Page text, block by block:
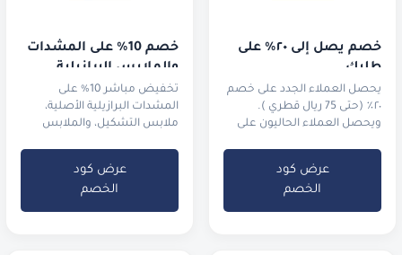
خصم يصل إلى ٢٠٪ على
طلبك
يحصل العملاء الجدد على خصم
٢٠٪ (حتى 75 ريال قطري ).
ويحصل العملاء الحاليون على
عرض كود
الخصم
خصم 10% على المشدات
والملابس البرازيلية
تخفيض مباشر 10% على
المشدات البرازيلية الأصلية،
ملابس التشكيل، والملابس
عرض كود
الخصم